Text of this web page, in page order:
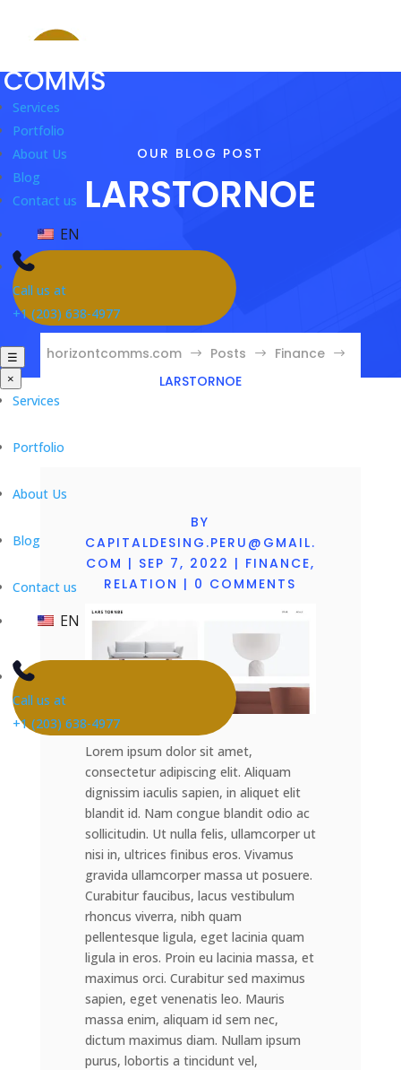
Services
Portfolio
About Us
Blog
Contact us
EN
Call us at
+1 (203) 638-4977
☰
×
Services
Portfolio
About Us
Blog
Contact us
EN
Call us at
+1 (203) 638-4977
OUR BLOG POST
LARSTORNOE
horizontcomms.com $ Posts $ Finance $
LARSTORNOE
BY
CAPITALDESING.PERU@GMAIL.
COM | SEP 7, 2022 | FINANCE,
RELATION | 0 COMMENTS
Lorem ipsum dolor sit amet,
consectetur adipiscing elit. Aliquam
dignissim iaculis sapien, in aliquet elit
blandit id. Nam congue blandit odio ac
sollicitudin. Ut nulla felis, ullamcorper ut
nisi in, ultrices finibus eros. Vivamus
gravida ullamcorper massa ut posuere.
Curabitur faucibus, lacus vestibulum
rhoncus viverra, nibh quam
pellentesque ligula, eget lacinia quam
ligula in eros. Proin eu lacinia massa, et
maximus orci. Curabitur sed maximus
sapien, eget venenatis leo. Mauris
massa enim, aliquam id sem nec,
dictum maximus diam. Nullam ipsum
purus, lobortis a tincidunt vel,